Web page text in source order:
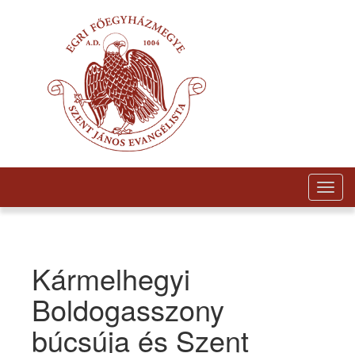
Kármelhegyi
Boldogasszony
búcsúja és Szent